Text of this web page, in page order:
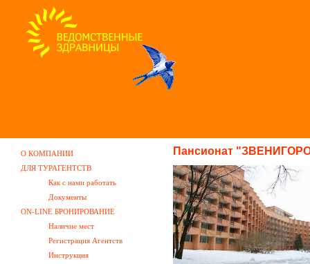
О КОМПАНИИ
ДЛЯ ТУРАГЕНТСТВ
Как с нами работать
Документы
ON-LINE БРОНИРОВАНИЕ
Наличие мест
Регистрация Агентств
Инструкция
Пансионат